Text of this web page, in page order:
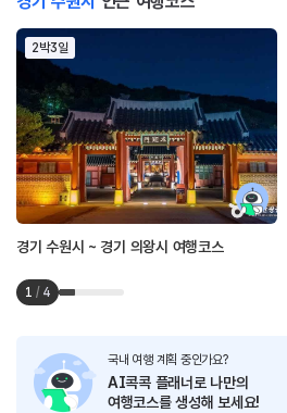
2박3일
경기 수원시 ~ 경기 의왕시 여행코스
1 / 4
국내 여행 계획 중인가요?
AI콕콕 플래너로 나만의
여행코스를 생성해 보세요!